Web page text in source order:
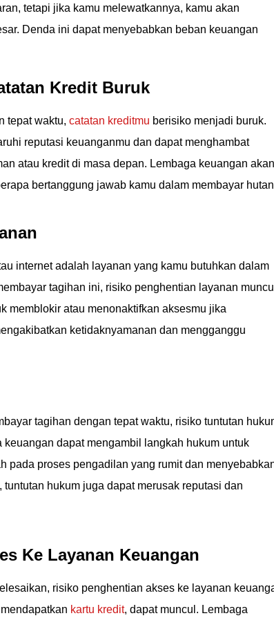
tetapi jika kamu melewatkannya, kamu akan
Denda ini dapat menyebabkan beban keuangan
Kredit Buruk
tepat waktu, catatan kreditmu berisiko menjadi buruk.
reputasi keuanganmu dan dapat menghambat
atau kredit di masa depan. Lembaga keuangan akan
bertanggung jawab kamu dalam membayar
internet adalah layanan yang kamu butuhkan dalam
tagihan ini, risiko penghentian layanan
memblokir atau menonaktifkan aksesmu jika
ketidaknyamanan dan mengganggu
tagihan dengan tepat waktu, risiko tuntutan
dapat mengambil langkah hukum untuk
pada proses pengadilan yang rumit dan
hukum juga dapat merusak reputasi dan
Ke Layanan Keuangan
risiko penghentian akses ke layanan
kartu kredit, dapat muncul. Lembaga